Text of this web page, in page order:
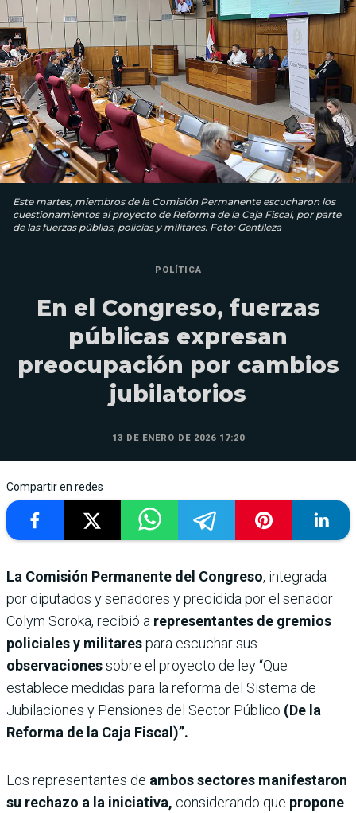
Este martes, miembros de la Comisión Permanente escucharon los
cuestionamientos al proyecto de Reforma de la Caja Fiscal, por parte
de las fuerzas públias, policías y militares. Foto: Gentileza
POLÍTICA
En el Congreso, fuerzas
públicas expresan
preocupación por cambios
jubilatorios
13 DE ENERO DE 2026 17:20
Compartir en redes
La Comisión Permanente del Congreso, integrada
por diputados y senadores y precidida por el senador
Colym Soroka, recibió a representantes de gremios
policiales y militarespara escuchar sus
observacionessobre el proyecto de ley “Que
establece medidas para la reforma del Sistema de
Jubilaciones y Pensiones del Sector Público (De la
Reforma de la Caja Fiscal)”.
Los representantes de ambos sectores manifestaron
su rechazo a la iniciativa, considerando que propone